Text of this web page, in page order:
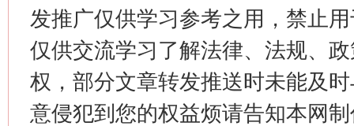
发推广仅供学习参考之用，禁止
仅供交流学习了解法律、法规、
权，部分文章转发推送时未能及
意侵犯到您的权益烦请告知本网